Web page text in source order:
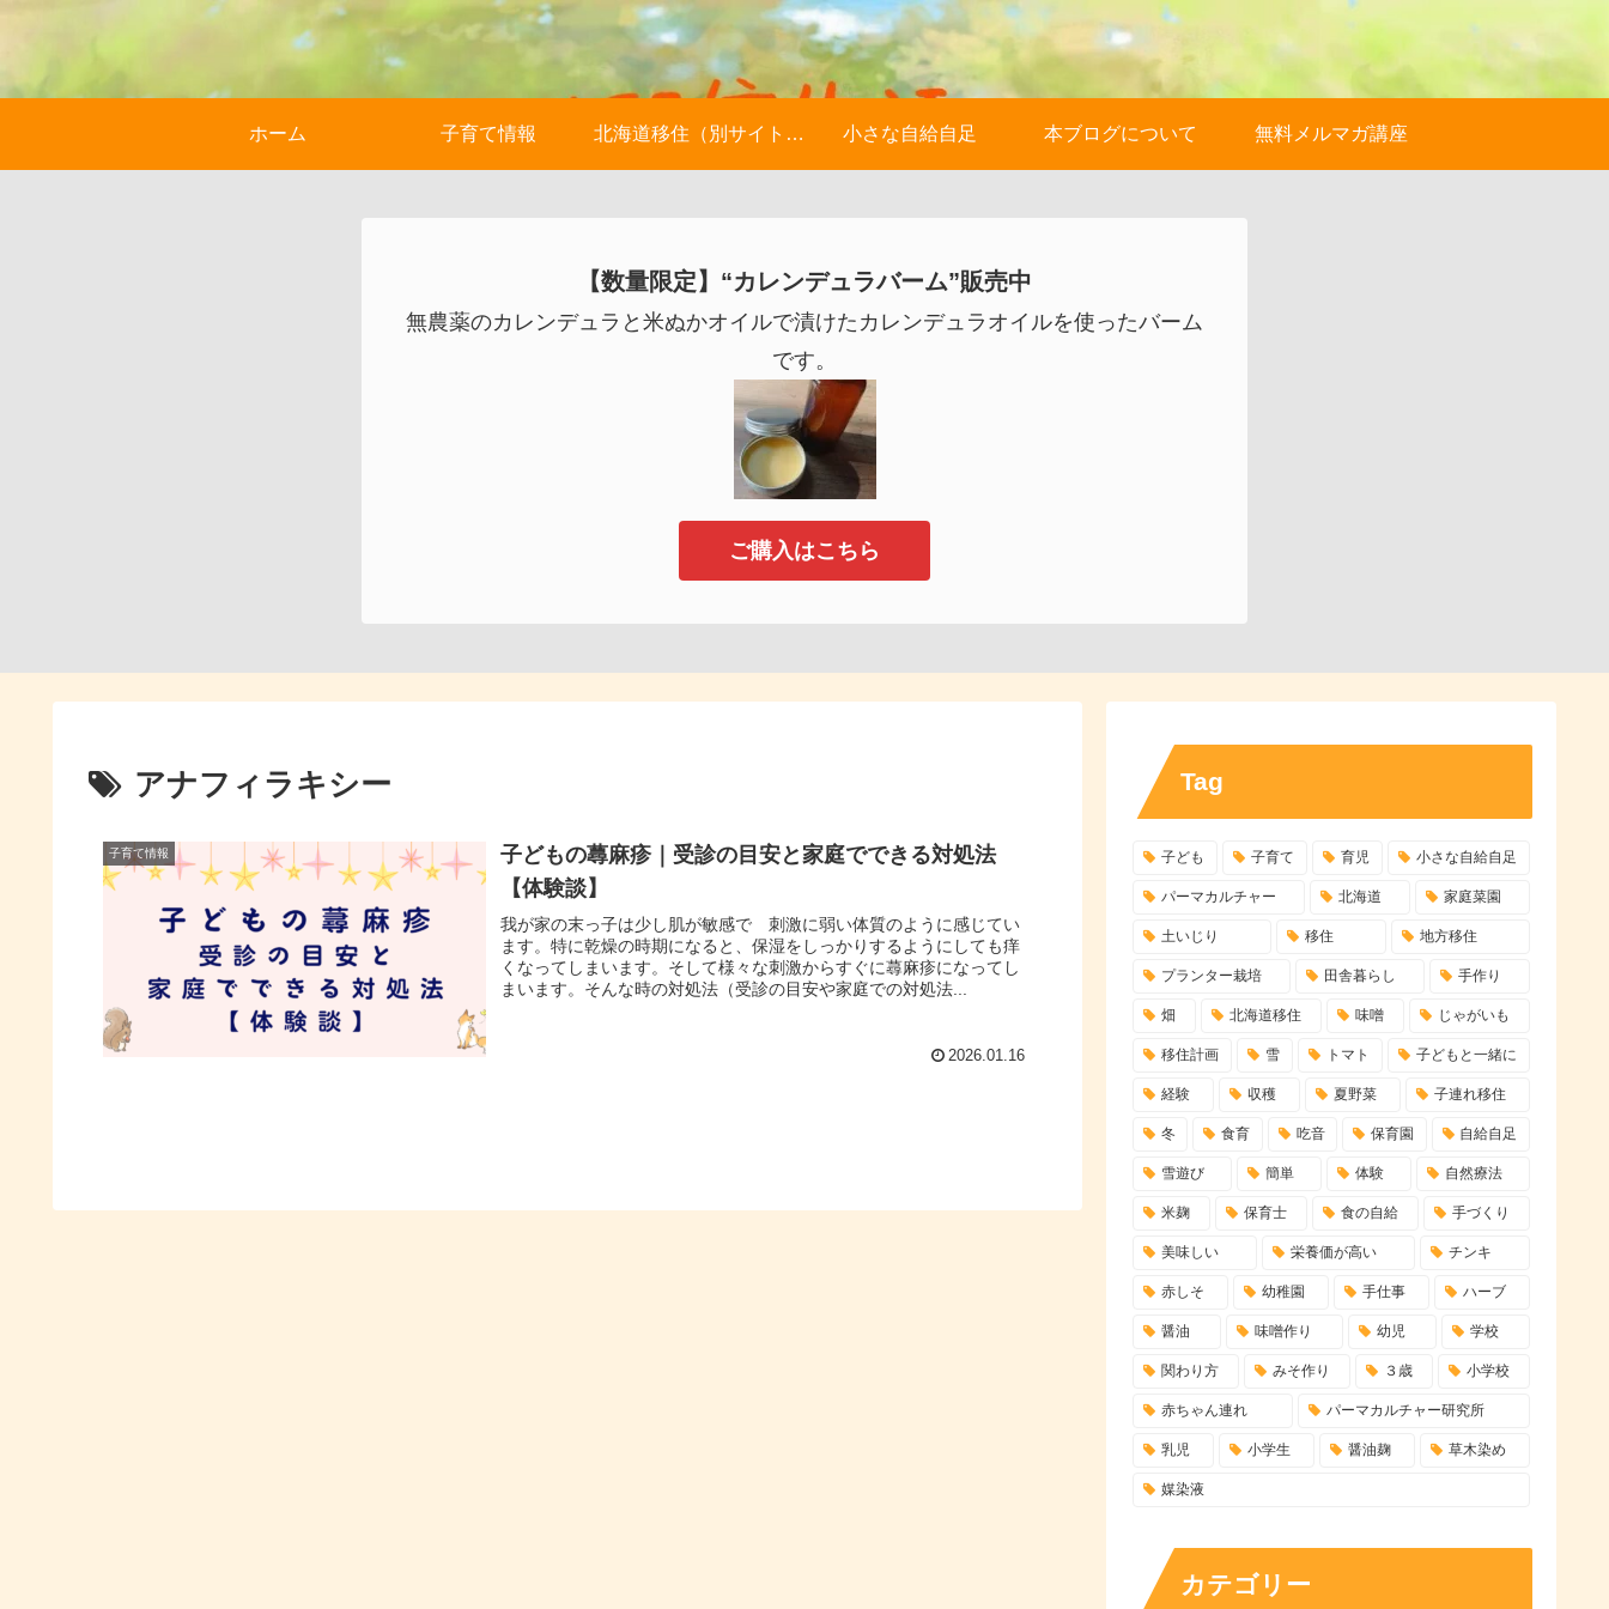
ホーム 子育て情報 北海道移住（別サイトへ） 小さな自給自足 本ブログについて 無料メルマガ講座
【数量限定】“カレンデュラバーム”販売中
無農薬のカレンデュラと米ぬかオイルで漬けたカレンデュラオイルを使ったバーム
です。
ご購入はこちら
アナフィラキシー
子育て情報
子どもの蕁麻疹｜受診の目安と家庭でできる対処法
【体験談】
我が家の末っ子は少し肌が敏感で 刺激に弱い体質のように感じてい
ます。特に乾燥の時期になると、保湿をしっかりするようにしても痒
くなってしまいます。そして様々な刺激からすぐに蕁麻疹になってし
まいます。そんな時の対処法（受診の目安や家庭での対処法...
2026.01.16
Tag
子ども 子育て 育児 小さな自給自足
パーマカルチャー 北海道 家庭菜園
土いじり 移住 地方移住
プランター栽培 田舎暮らし 手作り
畑 北海道移住 味噌 じゃがいも
移住計画 雪 トマト 子どもと一緒に
経験 収穫 夏野菜 子連れ移住
冬 食育 吃音 保育園 自給自足
雪遊び 簡単 体験 自然療法
米麹 保育士 食の自給 手づくり
美味しい 栄養価が高い チンキ
赤しそ 幼稚園 手仕事 ハーブ
醤油 味噌作り 幼児 学校
関わり方 みそ作り ３歳 小学校
赤ちゃん連れ パーマカルチャー研究所
乳児 小学生 醤油麹 草木染め
媒染液
カテゴリー